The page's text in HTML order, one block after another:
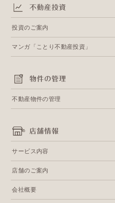
不動産投資
投資のご案内
マンガ「ことり不動産投資」
物件の管理
不動産物件の管理
店舗情報
サービス内容
店舗のご案内
会社概要